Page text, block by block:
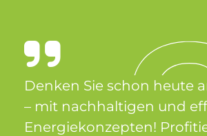
Den­ken Sie schon heu­te
– mit nach­hal­ti­gen und
En­er­gie­kon­zep­ten!